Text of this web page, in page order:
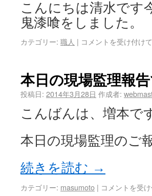
こんにちは清水です
鬼漆喰をしました。
カテゴリー: 職人 | コメントを受け付け
本日の現場監理報告
投稿日: 2014年3月28日 作成者:
こんばんは、増本で
本日の現場監理のご
続きを読む →
カテゴリー: masumoto | コメントを受